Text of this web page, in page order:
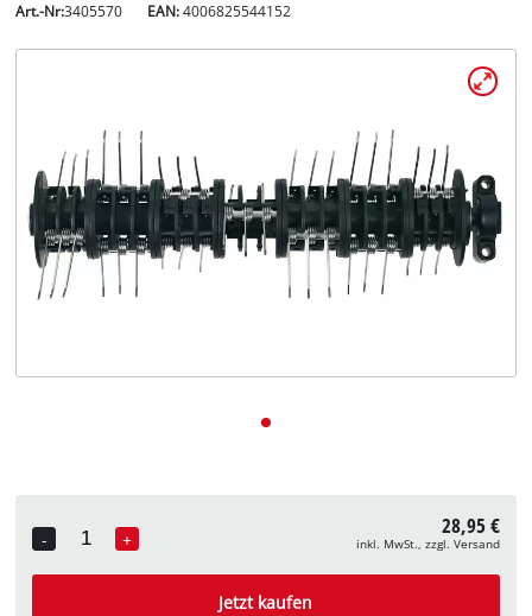
Deutsch
DEDeutsch
English
Art.-Nr:3405570 EAN:4006825544152
-
Quantity
+ 28,95 €
inkl. MwSt., zzgl. Versand
Jetzt kaufen